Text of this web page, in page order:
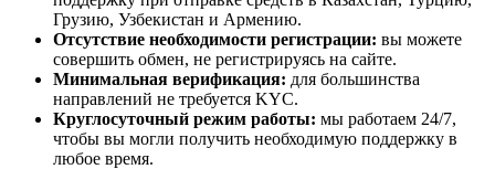
Грузию, Узбекистан и Армению.
Отсутствие необходимости регистрации: вы можете
совершить обмен, не регистрируясь на сайте.
Минимальная верификация: для большинства
направлений не требуется KYC.
Круглосуточный режим работы: мы работаем 24/7,
чтобы вы могли получить необходимую поддержку в
любое время.